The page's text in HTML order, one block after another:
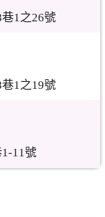
1之26號
1之19號
11號